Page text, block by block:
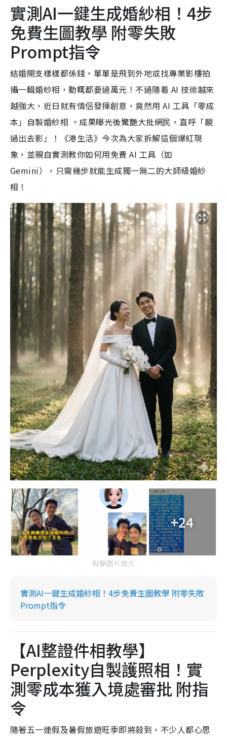
實測AI一鍵生成婚紗相！4步
免費生圖教學 附零失敗
Prompt指令
結婚開支樣樣都係錢，單單是飛到外地或找專業影樓拍
攝一輯婚紗相，動輒都要過萬元！不過隨着 AI 技術越來
越強大，近日就有情侶發揮創意，竟然用 AI 工具「零成
本」自製婚紗相 。成果曝光後驚艷大批網民，直呼「靚
過出去影」！《港生活》今次為大家拆解這個爆紅現
象，並親自實測教你如何用免費 AI 工具（如
Gemini），只需幾步就能生成獨一無二的大師級婚紗
相！
+24
點擊圖片放大
實測AI一鍵生成婚紗相！4步免費生圖教學 附零失敗
Prompt指令
【AI整證件相教學】
Perplexity自製護照相！實
測零成本獲入境處審批 附指
令
隨著五一連假及暑假旅遊旺季即將殺到，不少人都心思